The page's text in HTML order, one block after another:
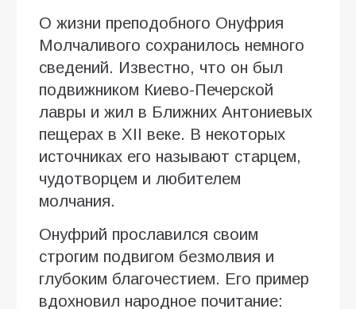
О жизни преподобного Онуфрия
Молчаливого сохранилось немного
сведений. Известно, что он был
подвижником Киево-Печерской
лавры и жил в Ближних Антониевых
пещерах в XII веке. В некоторых
источниках его называют старцем,
чудотворцем и любителем
молчания.
Онуфрий прославился своим
строгим подвигом безмолвия и
глубоким благочестием. Его пример
вдохновил народное почитание: